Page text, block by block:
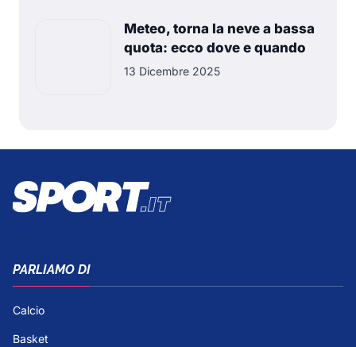
Meteo, torna la neve a bassa
quota: ecco dove e quando
13 Dicembre 2025
PARLIAMO DI
Calcio
Basket